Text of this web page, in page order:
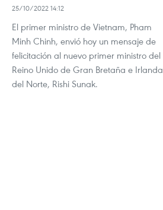
25/10/2022 14:12
El primer ministro de Vietnam, Pham
Minh Chinh, envió hoy un mensaje de
felicitación al nuevo primer ministro del
Reino Unido de Gran Bretaña e Irlanda
del Norte, Rishi Sunak.